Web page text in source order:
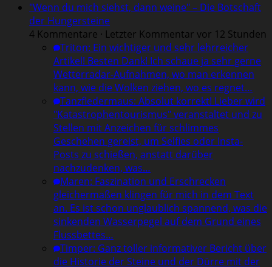
"Wenn du mich siehst, dann weine" – Die Botschaft
der Hungersteine
4 Kommentare · Letzter Kommentar vor 12 Stunden
Triton: Ein wichtiger und sehr lehrreicher
Artikel! Besten Dank! Ich schaue ja sehr gerne
Wetterradar-Aufnahmen, wo man erkennen
kann, wie die Wolken ziehen, wo es regnet…
Tanzfledermaus: Absolut korrekt! Lieber wird
"Katastrophentourismus" veranstaltet und zu
Stellen mit Anzeichen für schlimmes
Geschehen gereist, um Selfies oder Insta-
Posts zu schießen, anstatt darüber
nachzudenken, was…
Maren: Faszination und Erschrecken
gleichermaßen klingen für mich in dem Text
an. Es ist schon unglaublich spannend, was die
sinkenden Wasserpegel auf dem Grund eines
Flussbettes…
Timper: Ganz toller informativer Bericht über
die Historie der Steine und der Dürre mit der